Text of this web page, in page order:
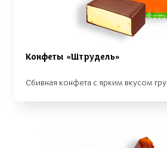
Конфеты «Штрудель»
Сбивная конфета с ярким вкусом